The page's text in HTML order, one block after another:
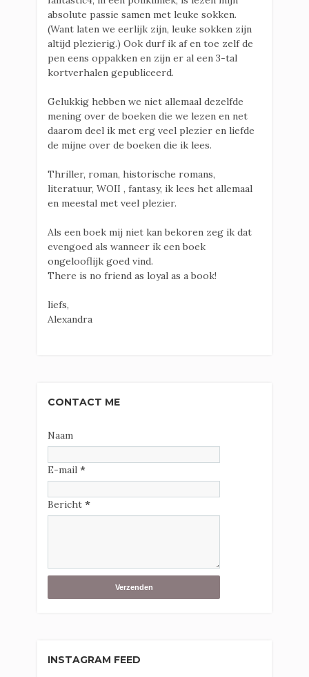
absolute passie samen met leuke sokken.
(Want laten we eerlijk zijn, leuke sokken zijn
altijd plezierig.) Ook durf ik af en toe zelf de
pen eens oppakken en zijn er al een 3-tal
kortverhalen gepubliceerd.
Gelukkig hebben we niet allemaal dezelfde
mening over de boeken die we lezen en net
daarom deel ik met erg veel plezier en liefde
de mijne over de boeken die ik lees.
Thriller, roman, historische romans,
literatuur, WOII , fantasy, ik lees het allemaal
en meestal met veel plezier.
Als een boek mij niet kan bekoren zeg ik dat
evengoed als wanneer ik een boek
ongelooflijk goed vind.
There is no friend as loyal as a book!
liefs,
Alexandra
CONTACT ME
Naam
E-mail *
Bericht *
INSTAGRAM FEED